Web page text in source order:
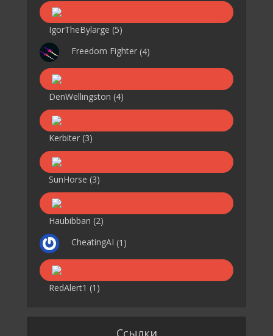
IgorTheBylarge (5)
Freedom Fighter (4)
DenWellingston (4)
Kerbiter (3)
SunHorse (3)
Haubibban (2)
CheatingAI (1)
RedAlert1 (1)
Ссылки